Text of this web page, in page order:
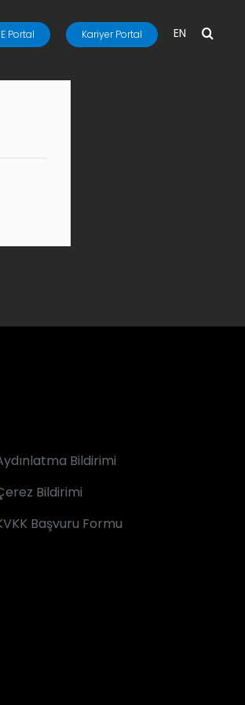
Portal Kariyer Portal EN
Bildirimi
Bildirimi
Başvuru Formu